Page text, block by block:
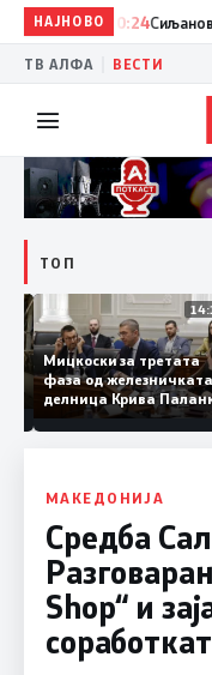
НАЈНОВО
20:24 Сиљановска
ТВ АЛФА ВЕСТИ
ТОП
15:20
Во
Мицкоски за
фаза од
делница Крива
– Деве Баир:
нема да заврши на
целина
МАКЕДОНИЈА
Средба
Shop“ и